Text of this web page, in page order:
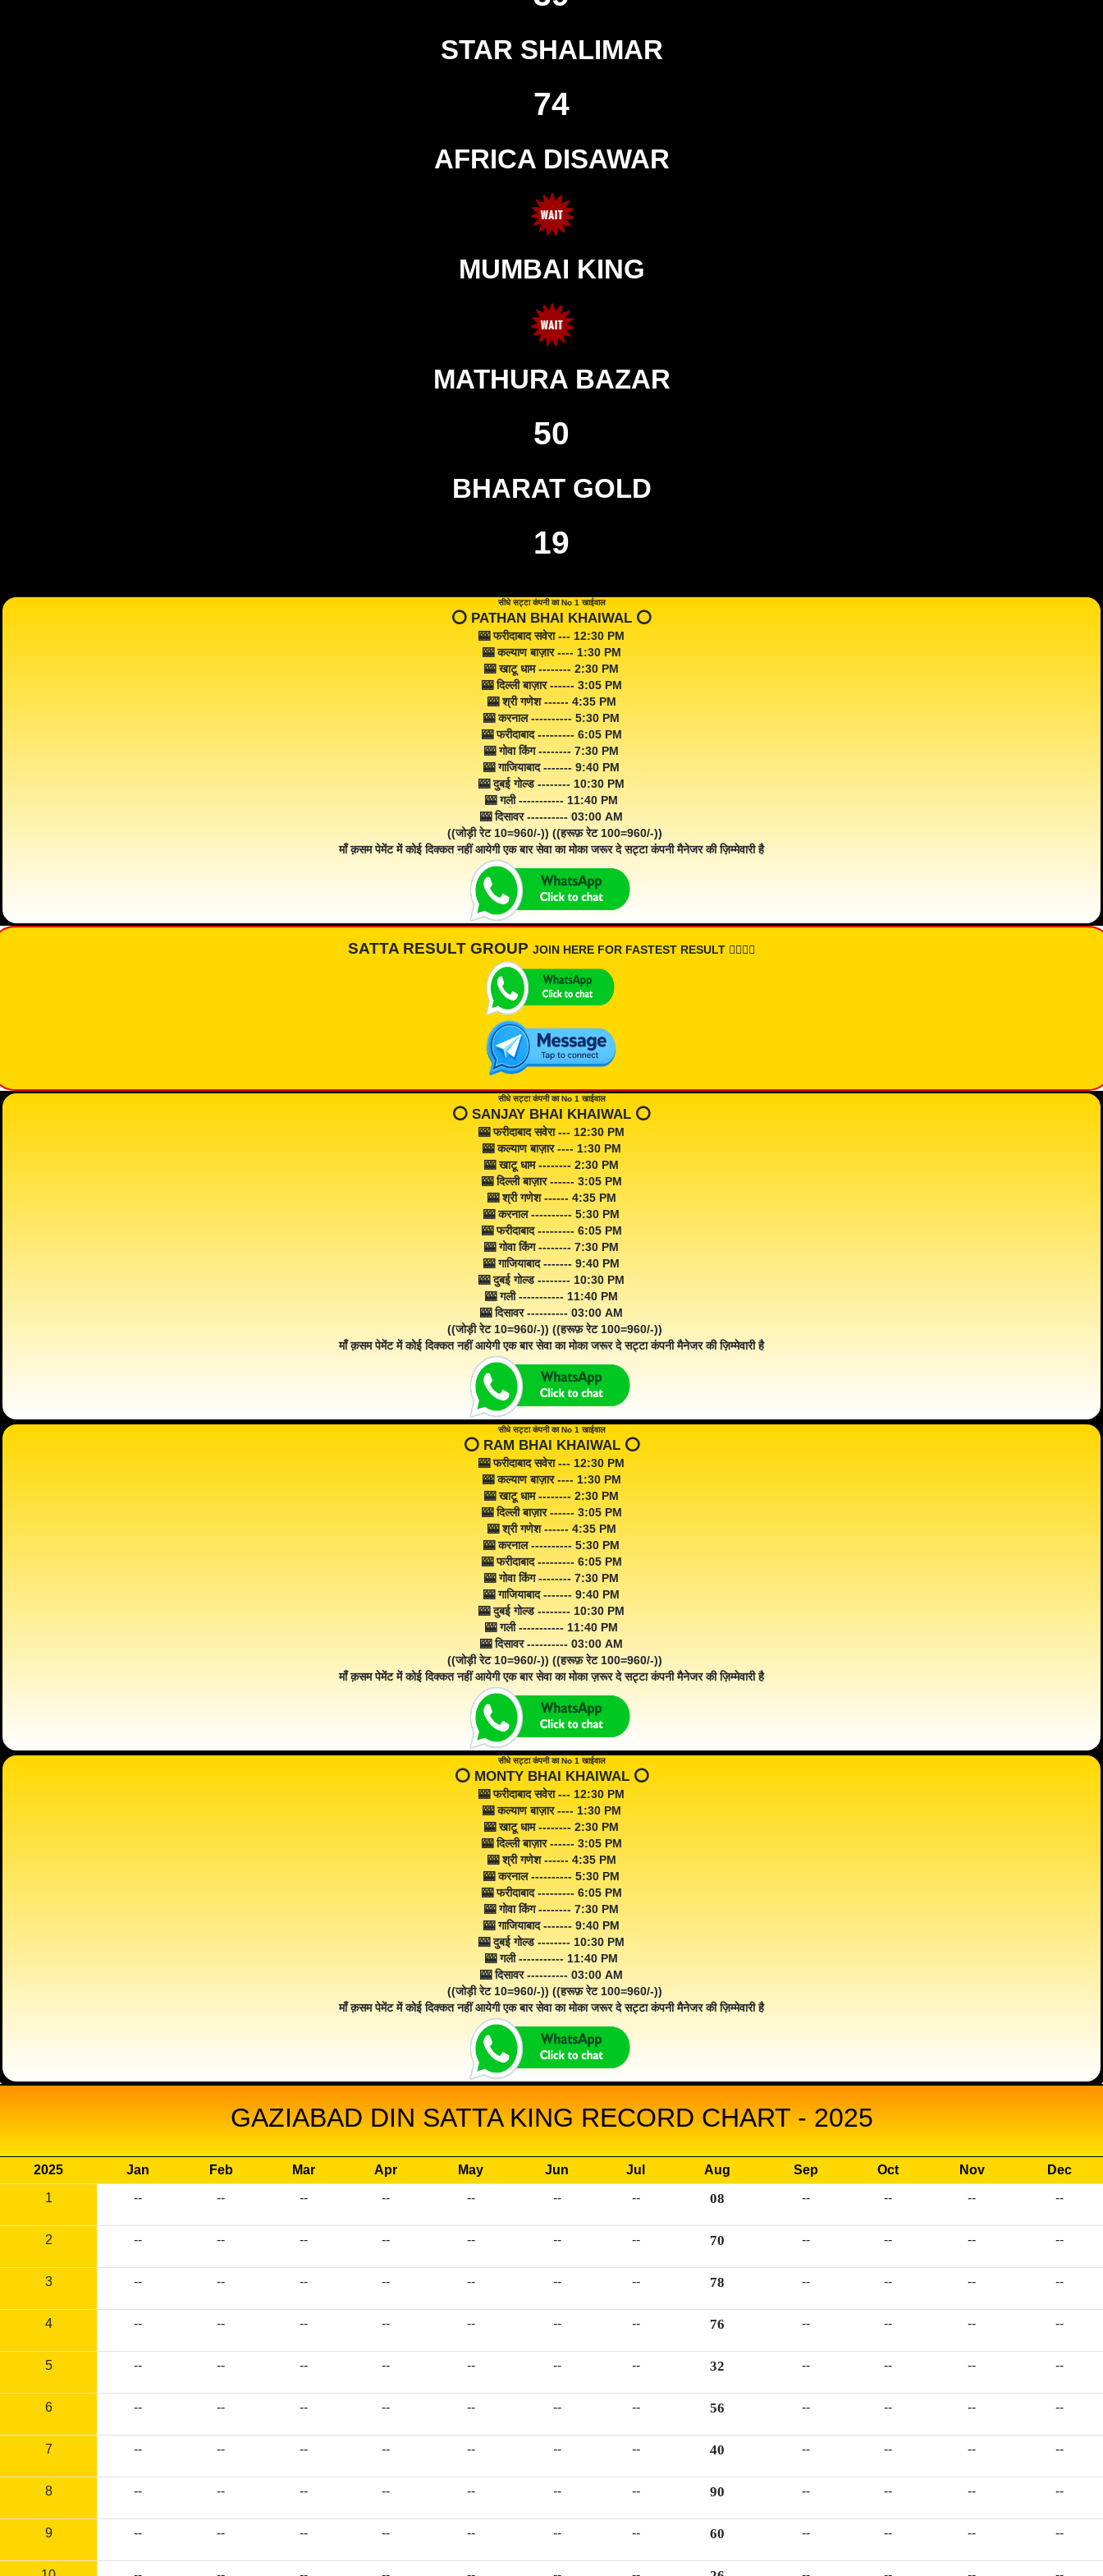
STAR SHALIMAR
74
AFRICA DISAWAR
MUMBAI KING
MATHURA BAZAR
50
BHARAT GOLD
19
सीधे सट्टा कंपनी का No 1 खाईवाल
⭕️ PATHAN BHAI KHAIWAL ⭕️
🎰 फरीदाबाद सवेरा --- 12:30 PM
🎰 कल्याण बाज़ार ---- 1:30 PM
🎰 खाटू धाम -------- 2:30 PM
🎰 दिल्ली बाज़ार ------ 3:05 PM
🎰 श्री गणेश ------ 4:35 PM
🎰 करनाल ---------- 5:30 PM
🎰 फरीदाबाद --------- 6:05 PM
🎰 गोवा किंग -------- 7:30 PM
🎰 गाजियाबाद ------- 9:40 PM
🎰 दुबई गोल्ड -------- 10:30 PM
🎰 गली ----------- 11:40 PM
🎰 दिसावर ---------- 03:00 AM
((जोड़ी रेट 10=960/-)) ((हरूफ़ रेट 100=960/-))
माँ क़सम पेमेंट में कोई दिक्कत नहीं आयेगी एक बार सेवा का मोका जरूर दे सट्टा कंपनी मैनेजर की ज़िम्मेवारी है
SATTA RESULT GROUP JOIN HERE FOR FASTEST RESULT 👇🏾👇🏾
सीधे सट्टा कंपनी का No 1 खाईवाल
⭕️ SANJAY BHAI KHAIWAL ⭕️
🎰 फरीदाबाद सवेरा --- 12:30 PM
🎰 कल्याण बाज़ार ---- 1:30 PM
🎰 खाटू धाम -------- 2:30 PM
🎰 दिल्ली बाज़ार ------ 3:05 PM
🎰 श्री गणेश ------ 4:35 PM
🎰 करनाल ---------- 5:30 PM
🎰 फरीदाबाद --------- 6:05 PM
🎰 गोवा किंग -------- 7:30 PM
🎰 गाजियाबाद ------- 9:40 PM
🎰 दुबई गोल्ड -------- 10:30 PM
🎰 गली ----------- 11:40 PM
🎰 दिसावर ---------- 03:00 AM
((जोड़ी रेट 10=960/-)) ((हरूफ़ रेट 100=960/-))
माँ क़सम पेमेंट में कोई दिक्कत नहीं आयेगी एक बार सेवा का मोका जरूर दे सट्टा कंपनी मैनेजर की ज़िम्मेवारी है
सीधे सट्टा कंपनी का No 1 खाईवाल
⭕️ RAM BHAI KHAIWAL ⭕️
🎰 फरीदाबाद सवेरा --- 12:30 PM
🎰 कल्याण बाज़ार ---- 1:30 PM
🎰 खाटू धाम -------- 2:30 PM
🎰 दिल्ली बाज़ार ------ 3:05 PM
🎰 श्री गणेश ------ 4:35 PM
🎰 करनाल ---------- 5:30 PM
🎰 फरीदाबाद --------- 6:05 PM
🎰 गोवा किंग -------- 7:30 PM
🎰 गाजियाबाद ------- 9:40 PM
🎰 दुबई गोल्ड -------- 10:30 PM
🎰 गली ----------- 11:40 PM
🎰 दिसावर ---------- 03:00 AM
((जोड़ी रेट 10=960/-)) ((हरूफ़ रेट 100=960/-))
माँ क़सम पेमेंट में कोई दिक्कत नहीं आयेगी एक बार सेवा का मोका ज़रूर दे सट्टा कंपनी मैनेजर की ज़िम्मेवारी है
सीधे सट्टा कंपनी का No 1 खाईवाल
⭕️ MONTY BHAI KHAIWAL ⭕️
🎰 फरीदाबाद सवेरा --- 12:30 PM
🎰 कल्याण बाज़ार ---- 1:30 PM
🎰 खाटू धाम -------- 2:30 PM
🎰 दिल्ली बाज़ार ------ 3:05 PM
🎰 श्री गणेश ------ 4:35 PM
🎰 करनाल ---------- 5:30 PM
🎰 फरीदाबाद --------- 6:05 PM
🎰 गोवा किंग -------- 7:30 PM
🎰 गाजियाबाद ------- 9:40 PM
🎰 दुबई गोल्ड -------- 10:30 PM
🎰 गली ----------- 11:40 PM
🎰 दिसावर ---------- 03:00 AM
((जोड़ी रेट 10=960/-)) ((हरूफ़ रेट 100=960/-))
माँ क़सम पेमेंट में कोई दिक्कत नहीं आयेगी एक बार सेवा का मोका जरूर दे सट्टा कंपनी मैनेजर की ज़िम्मेवारी है
GAZIABAD DIN SATTA KING RECORD CHART - 2025
2025 Jan Feb Mar Apr May Jun Jul Aug Sep Oct Nov
Dec
1
-- -- -- -- -- -- -- 08 -- -- -- --
2 -- -- -- -- -- -- -- 70 -- -- -- --
3 -- -- -- -- -- -- -- 78 -- -- -- --
4 -- -- -- -- -- -- -- 76 -- -- -- --
5 -- -- -- -- -- -- -- 32 -- -- -- --
6 -- -- -- -- -- -- -- 56 -- -- -- --
7 -- -- -- -- -- -- -- 40 -- -- -- --
8 -- -- -- -- -- -- -- 90 -- -- -- --
9 -- -- -- -- -- -- -- 60 -- -- -- --